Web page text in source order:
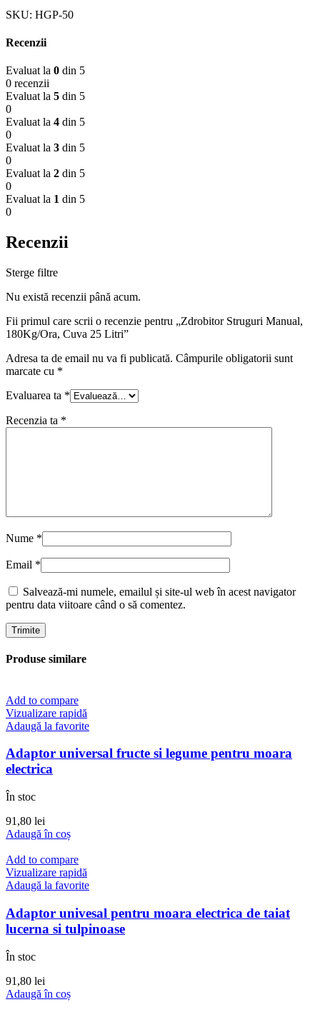
SKU: HGP-50
Recenzii
Evaluat la 0 din 5
0 recenzii
Evaluat la 5 din 5
0
Evaluat la 4 din 5
0
Evaluat la 3 din 5
0
Evaluat la 2 din 5
0
Evaluat la 1 din 5
0
Recenzii
Sterge filtre
Nu există recenzii până acum.
Fii primul care scrii o recenzie pentru „Zdrobitor Struguri Manual,
180Kg/Ora, Cuva 25 Litri”
Adresa ta de email nu va fi publicată. Câmpurile obligatorii sunt
marcate cu *
Evaluarea ta *
Recenzia ta *
Nume *
Email *
Salvează-mi numele, emailul și site-ul web în acest navigator
pentru data viitoare când o să comentez.
Produse similare
Add to compare
Vizualizare rapidă
Adaugă la favorite
Adaptor universal fructe si legume pentru moara
electrica
În stoc
91,80 lei
Adaugă în coș
Add to compare
Vizualizare rapidă
Adaugă la favorite
Adaptor univesal pentru moara electrica de taiat
lucerna si tulpinoase
În stoc
91,80 lei
Adaugă în coș